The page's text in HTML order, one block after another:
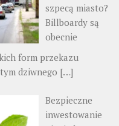
szpecą miasto?
Billboardy są
obecnie
form przekazu
dziwnego […]
Bezpieczne
inwestowanie